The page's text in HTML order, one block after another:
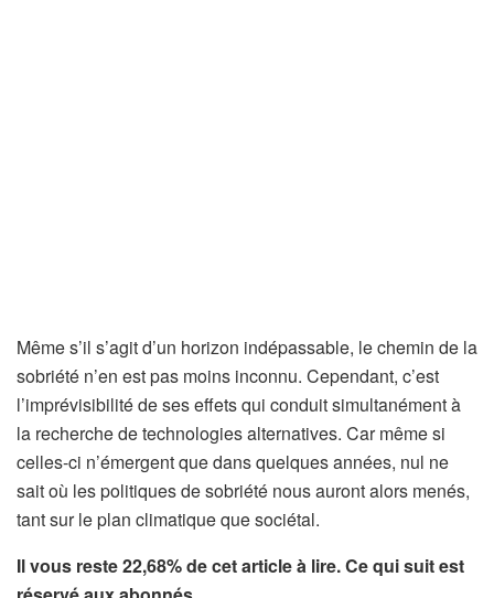
Même s’il s’agit d’un horizon indépassable, le chemin de la
sobriété n’en est pas moins inconnu. Cependant, c’est
l’imprévisibilité de ses effets qui conduit simultanément à
la recherche de technologies alternatives. Car même si
celles-ci n’émergent que dans quelques années, nul ne
sait où les politiques de sobriété nous auront alors menés,
tant sur le plan climatique que sociétal.
Il vous reste 22,68% de cet article à lire. Ce qui suit est